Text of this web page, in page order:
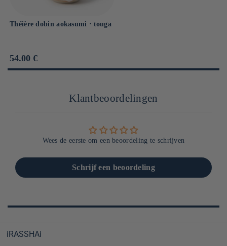
Théière dobin aokasumi ⋅ touga
Prix
habituel
54.00 €
Klantbeoordelingen
Wees de eerste om een beoordeling te schrijven
Schrijf een beoordeling
iRASSHAi